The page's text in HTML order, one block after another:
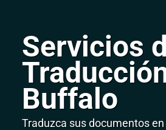
Servicios
Buffalo
Traduzca sus documentos